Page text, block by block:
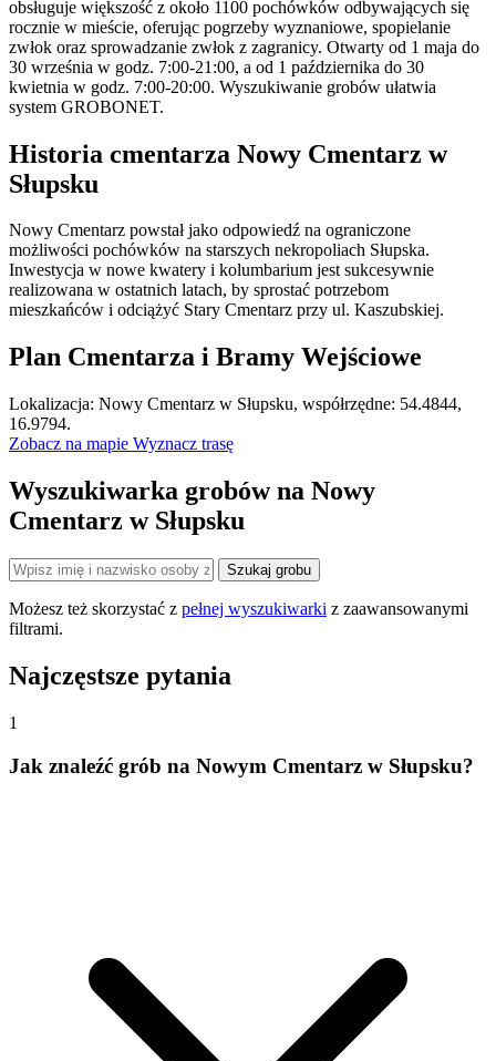
obsługuje większość z około 1100 pochówków odbywających się
rocznie w mieście, oferując pogrzeby wyznaniowe, spopielanie
zwłok oraz sprowadzanie zwłok z zagranicy. Otwarty od 1 maja do
30 września w godz. 7:00-21:00, a od 1 października do 30
kwietnia w godz. 7:00-20:00. Wyszukiwanie grobów ułatwia
system GROBONET.
Historia cmentarza Nowy Cmentarz w
Słupsku
Nowy Cmentarz powstał jako odpowiedź na ograniczone
możliwości pochówków na starszych nekropoliach Słupska.
Inwestycja w nowe kwatery i kolumbarium jest sukcesywnie
realizowana w ostatnich latach, by sprostać potrzebom
mieszkańców i odciążyć Stary Cmentarz przy ul. Kaszubskiej.
Plan Cmentarza i Bramy Wejściowe
×
+
−
Lokalizacja: Nowy Cmentarz w Słupsku, współrzędne: 54.4844,
16.9794.
Zobacz na mapie Wyznacz trasę
Wyszukiwarka grobów na Nowy
Cmentarz w Słupsku
Szukaj grobu
Możesz też skorzystać z pełnej wyszukiwarki z zaawansowanymi
filtrami.
Najczęstsze pytania
1
Jak znaleźć grób na Nowym Cmentarz w Słupsku?